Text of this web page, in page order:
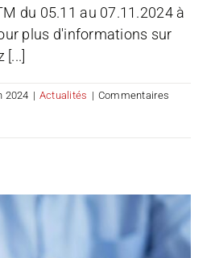
du 05.11 au 07.11.2024 à
plus d'informations sur
[...]
2024 | Actualités | Commentaires